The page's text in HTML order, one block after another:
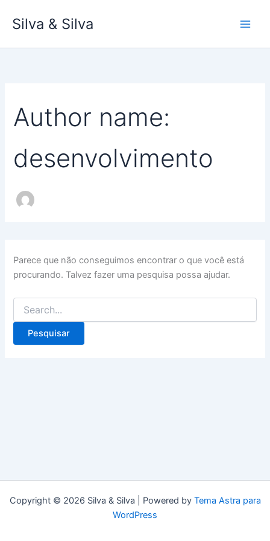
para
conteúdo
Silva & Silva
Author name:
desenvolvimento
Parece que não conseguimos encontrar o que você está
procurando. Talvez fazer uma pesquisa possa ajudar.
por:
Copyright © 2026 Silva & Silva | Powered by Tema Astra para
WordPress